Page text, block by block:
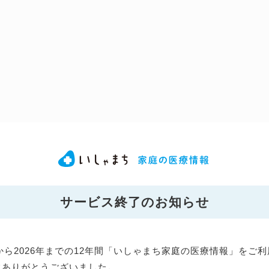
サービス終了のお知らせ
ら2026年までの12年間「いしゃまち家庭の医療情報」をご
りがとうございました。